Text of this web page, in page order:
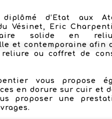
d’Etat aux
Vésinet, Eric
solide en
et contemporaine afin
ou coffret de
vous propose
en dorure sur cuir et
proposer une